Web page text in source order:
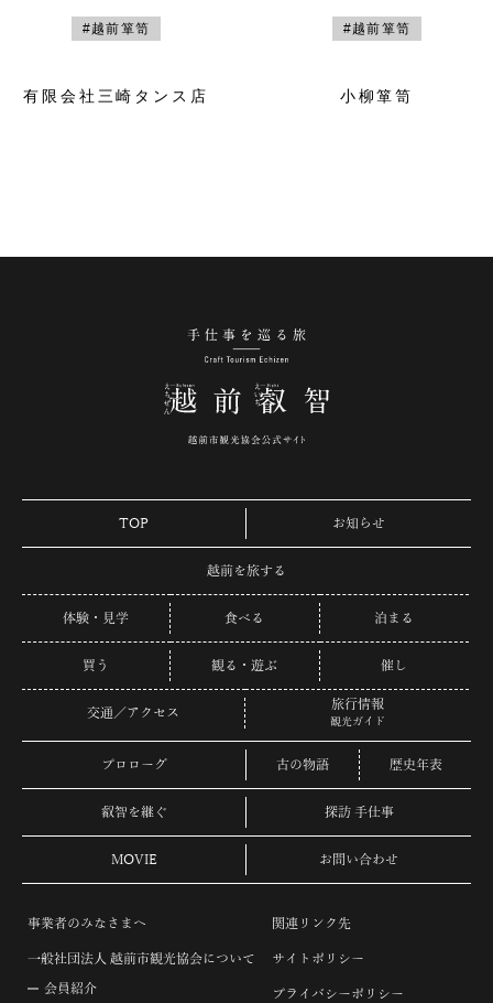
#越前箪笥
有限会社三崎タンス店
#越前箪笥
小柳箪笥
TOP お知らせ
越前を旅する
体験・見学 食べる 泊まる
買う 観る・遊ぶ 催し
交通／アクセス
旅行情報
観光ガイド
プロローグ 古の物語 歴史年表
叡智を継ぐ 探訪 手仕事
MOVIE お問い合わせ
事業者のみなさまへ
一般社団法人 越前市観光協会について
会員紹介
関連リンク先
サイトポリシー
プライバシーポリシー